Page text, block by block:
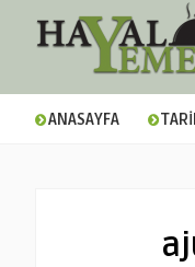
ANASAYFA